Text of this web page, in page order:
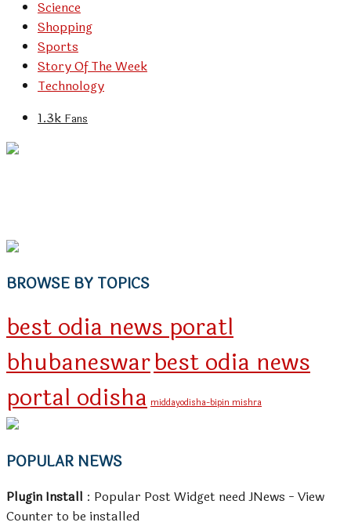
Science
Shopping
Sports
Story Of The Week
Technology
1.3k Fans
BROWSE BY TOPICS
best odia news poratl
bhubaneswarbest odia news
portal odisha middayodisha-bipin mishra
POPULAR NEWS
Plugin Install : Popular Post Widget need JNews - View
Counter to be installed